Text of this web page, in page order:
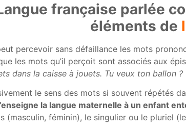
française parlée
éléments de
percevoir sans défaillance les mots
les mots qu’il perçoit sont associés aux
dans la caisse à jouets. Tu veux ton ballon ?
le sens des mots si souvent répétés
la langue maternelle à un enfant
(masculin, féminin), le singulier ou le pluriel